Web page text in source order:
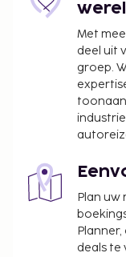
Met
deel uit
groep.
Plan uw
deals te